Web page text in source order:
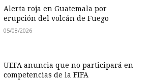
Alerta roja en Guatemala por
erupción del volcán de Fuego
05/08/2026
UEFA anuncia que no participará en
competencias de la FIFA